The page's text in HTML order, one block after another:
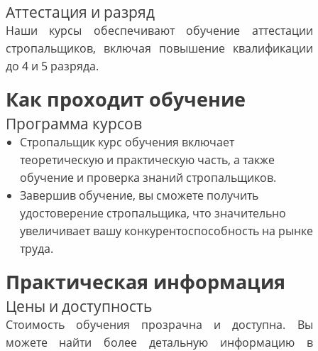
Аттестация и разряд
Наши курсы обеспечивают обучение аттестации
стропальщиков, включая повышение квалификации
до 4 и 5 разряда.
Как проходит обучение
Программа курсов
Стропальщик курс обучения включает
теоретическую и практическую часть, а также
обучение и проверка знаний стропальщиков.
Завершив обучение, вы сможете получить
удостоверение стропальщика, что значительно
увеличивает вашу конкурентоспособность на рынке
труда.
Практическая информация
Цены и доступность
Стоимость обучения прозрачна и доступна. Вы
можете найти более детальную информацию в